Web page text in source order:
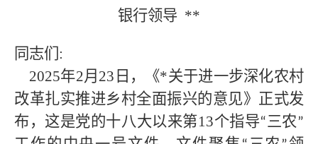
银行领导 **
同志们 :
2025年2月23日，《*关于进一步深化农村
改革扎实推进乡村全面振兴的意见》正式发
布，这是党的十八大以来第13个指导“三农”